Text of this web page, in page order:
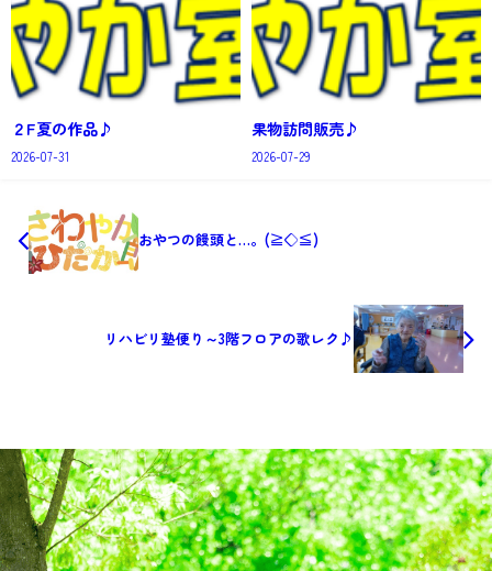
２F夏の作品♪
2026-07-31
果物訪問販売♪
2026-07-29
おやつの饅頭と…。(≧◇≦)
リハビリ塾便り～3階フロアの歌レク♪